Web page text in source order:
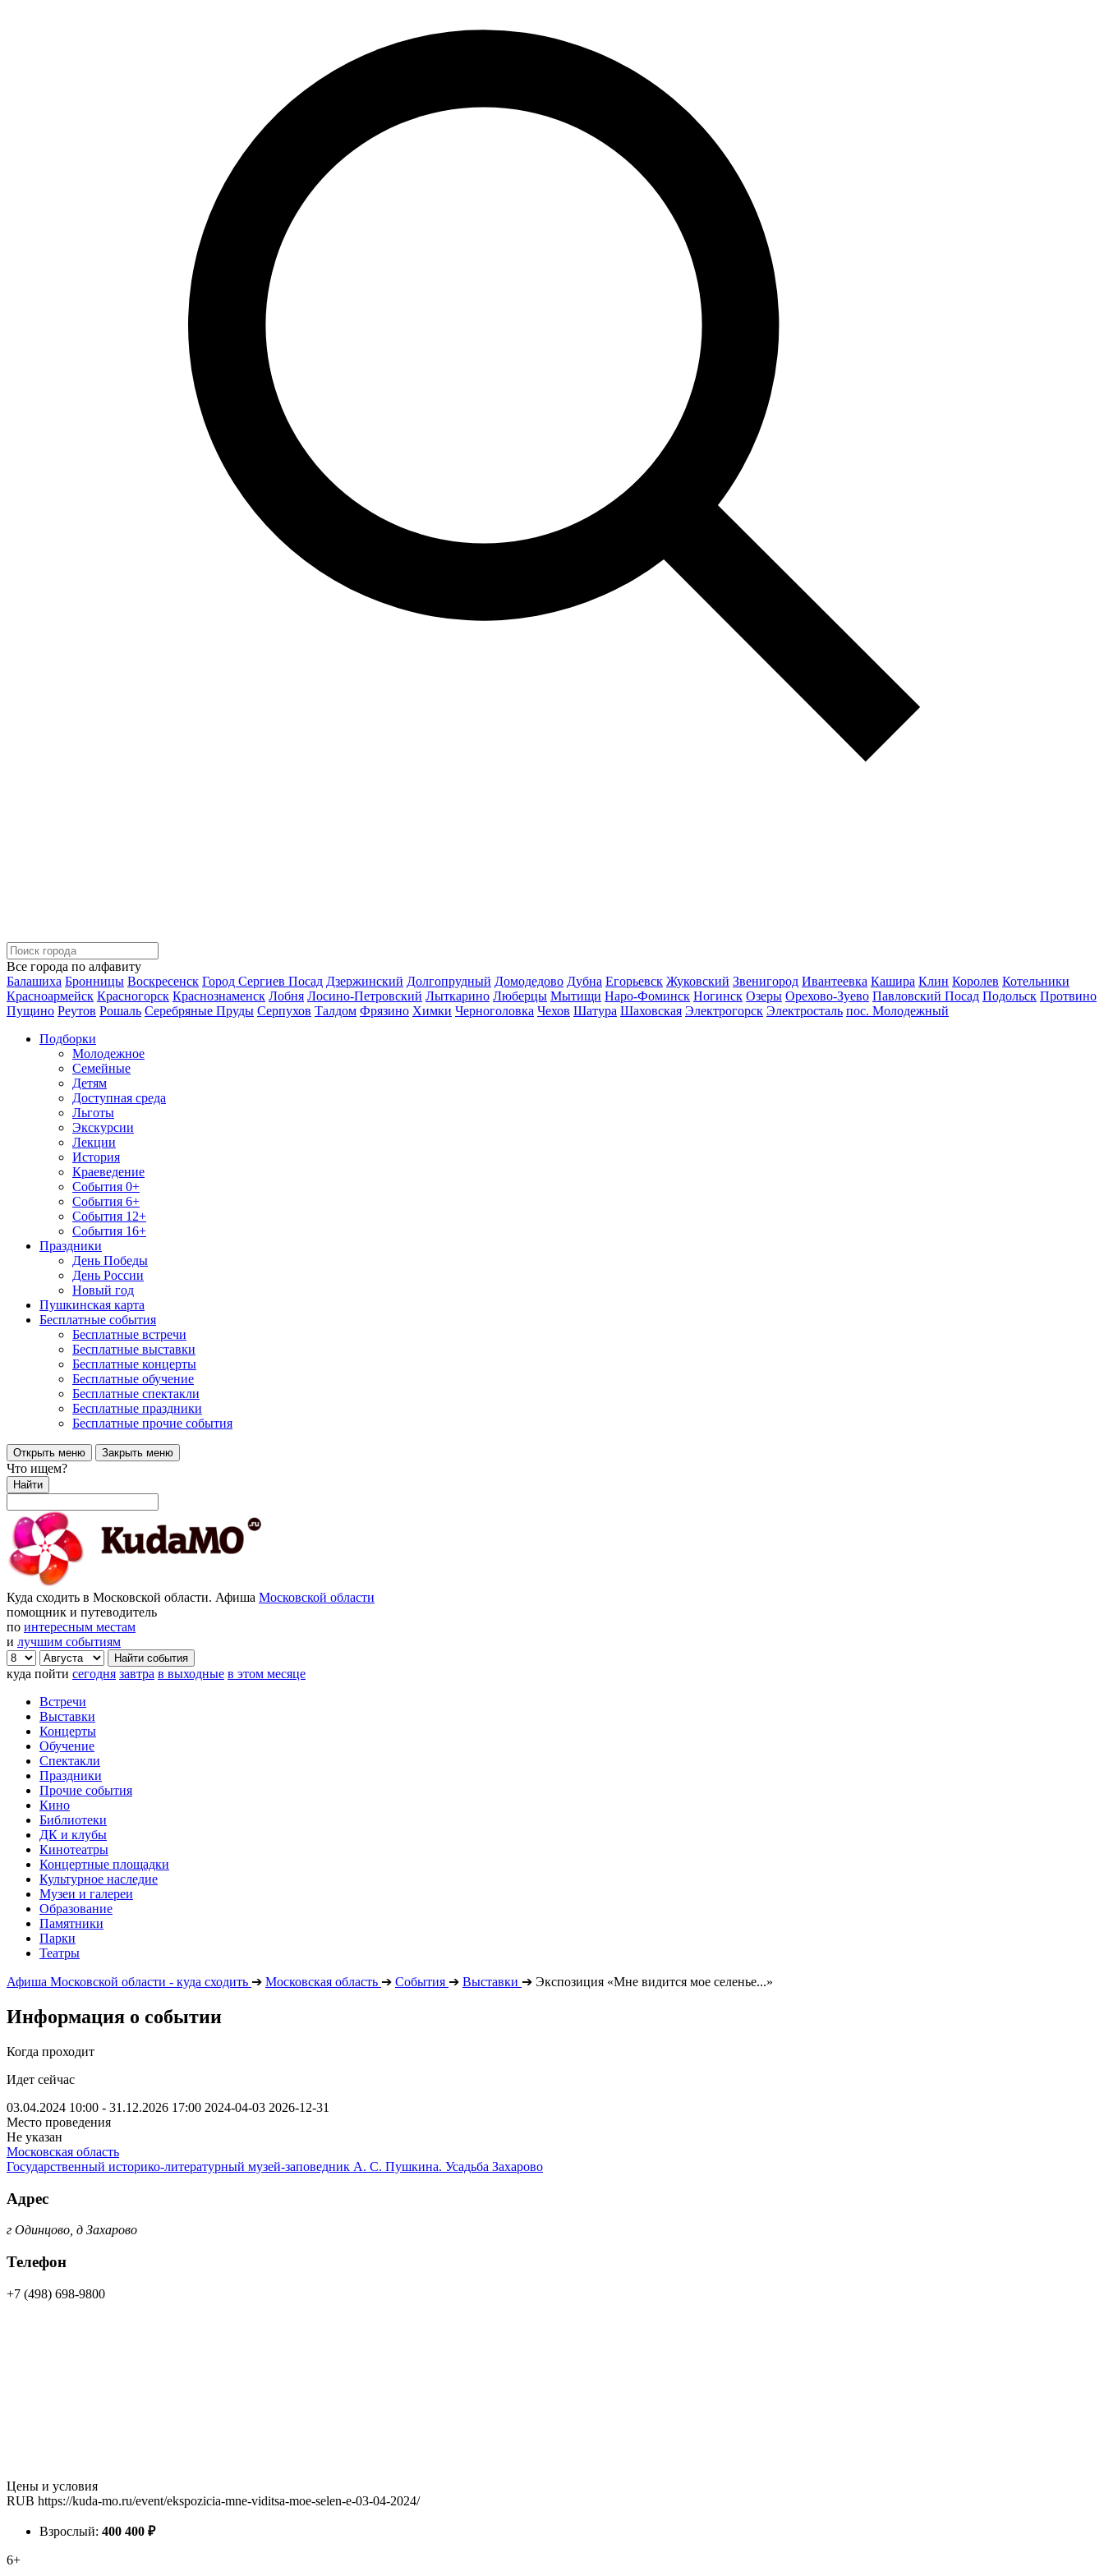
Все города по алфавиту
Балашиха Бронницы Воскресенск Город Сергиев Посад Дзержинский Долгопрудный Домодедово Дубна Егорьевск Жуковский Звенигород Ивантеевка Кашира Клин Королев Котельники
Красноармейск Красногорск Краснознаменск Лобня Лосино-Петровский Лыткарино Люберцы Мытищи Наро-Фоминск Ногинск Озеры Орехово-Зуево Павловский Посад Подольск Протвино
Пущино Реутов Рошаль Серебряные Пруды Серпухов Талдом Фрязино Химки Черноголовка Чехов Шатура Шаховская Электрогорск Электросталь пос. Молодежный
Подборки
Молодежное
Семейные
Детям
Доступная среда
Льготы
Экскурсии
Лекции
История
Краеведение
События 0+
События 6+
События 12+
События 16+
Праздники
День Победы
День России
Новый год
Пушкинская карта
Бесплатные события
Бесплатные встречи
Бесплатные выставки
Бесплатные концерты
Бесплатные обучение
Бесплатные спектакли
Бесплатные праздники
Бесплатные прочие события
Открыть меню Закрыть меню
Что ищем?
Найти
Куда сходить в Московской области. Афиша Московской области
помощник и путеводитель
по интересным местам
и лучшим событиям
куда пойти сегодня завтра в выходные в этом месяце
Встречи
Выставки
Концерты
Обучение
Спектакли
Праздники
Прочие события
Кино
Библиотеки
ДК и клубы
Кинотеатры
Концертные площадки
Культурное наследие
Музеи и галереи
Образование
Памятники
Парки
Театры
Афиша Московской области - куда сходить ➔ Московская область ➔ События ➔ Выставки ➔ Экспозиция «Мне видится мое селенье...»
Информация о событии
Когда проходит
Идет сейчас
03.04.2024 10:00 - 31.12.2026 17:00 2024-04-03 2026-12-31
Место проведения
Не указан
Московская область
Государственный историко-литературный музей-заповедник А. С. Пушкина. Усадьба Захарово
Адрес
г Одинцово, д Захарово
Телефон
+7 (498) 698-9800
Цены и условия
RUB https://kuda-mo.ru/event/ekspozicia-mne-viditsa-moe-selen-e-03-04-2024/
Взрослый: 400 400 ₽
6+